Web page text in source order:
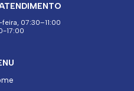
07:30–11:00
17:00